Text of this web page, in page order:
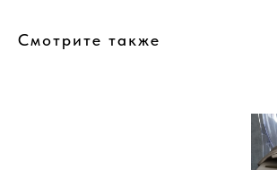
Смотрите также